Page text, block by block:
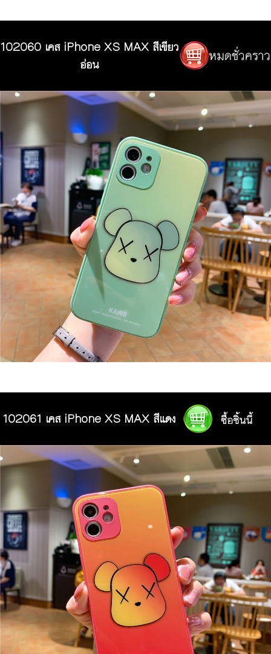
102060 เคส iPhone XS MAX สีเขียว
อ่อน
102061 เคส iPhone XS MAX สีแดง